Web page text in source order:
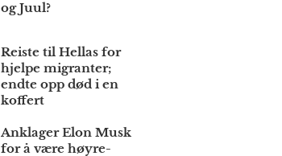
og Juul?
Reiste til Hellas for
hjelpe migranter;
endte opp død i en
koffert
Anklager Elon Musk
for å være høyre­